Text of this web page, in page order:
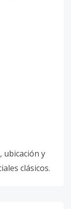
ubicación y
clásicos.